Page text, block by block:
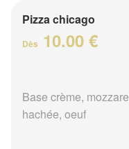
Pizza chicago
Dès 10.00 €
Base crème,
hachée, oeuf